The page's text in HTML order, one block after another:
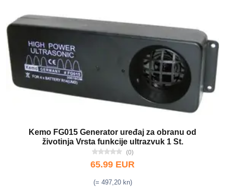
Kemo FG015 Generator uređaj za obranu od
životinja Vrsta funkcije ultrazvuk 1 St.
(0)
65.99 EUR
(= 497,20 kn)